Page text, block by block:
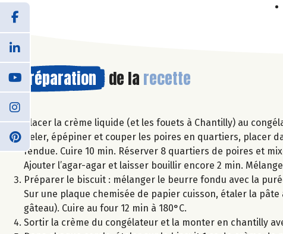
Préparation de la recette
Placer la crème liquide (et les fouets à Chantilly) au
Peler, épépiner et couper les poires en quartiers, placer
fendue. Cuire 10 min. Réserver 8 quartiers de poires et
Ajouter l’agar-agar et laisser bouillir encore 2 min.
Préparer le biscuit : mélanger le beurre fondu avec la
Sur une plaque chemisée de papier cuisson, étaler la
gâteau). Cuire au four 12 min à 180°C.
Sortir la crème du congélateur et la monter en chantilly